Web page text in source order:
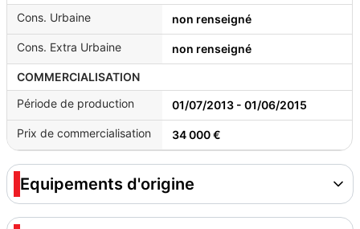
Cons. Urbaine
non renseigné
Cons. Extra Urbaine non renseigné
COMMERCIALISATION
Période de production
01/07/2013 - 01/06/2015
Prix de commercialisation 34 000 €
Equipements d'origine